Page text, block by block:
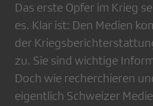
Das erste Opfer im Krieg
es. Klar ist: Den Medien
der
zu. Sie sind wichtige
Doch wie recherchieren
eigentlich Schweizer